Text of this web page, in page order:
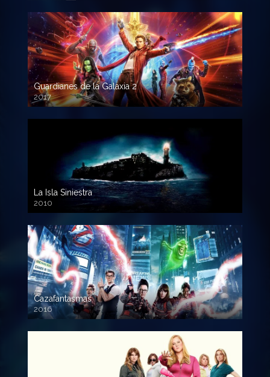
Guardianes de la Galaxia 2
2017
720p HD
La Isla Siniestra
2010
720p HD
Cazafantasmas
2016
720p HD